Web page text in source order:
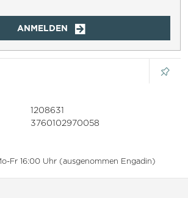
ANMELDEN
Fr 16:00 Uhr (ausgenommen Engadin)
1208631
3760102970058